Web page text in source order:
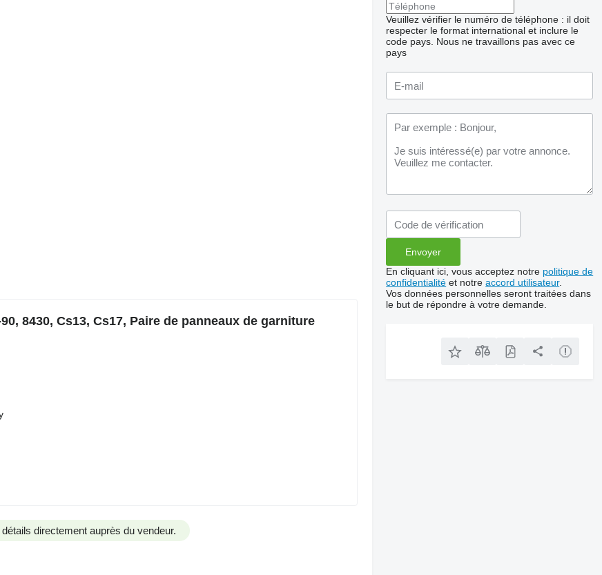
photos
8430, Cs13, Cs17, Paire de panneaux de garniture
directement auprès du vendeur.
Veuillez vérifier le numéro de téléphone : il doit
respecter le format international et inclure le
code pays. Nous ne travaillons pas avec ce
pays
En cliquant ici, vous acceptez notre politique de
confidentialité et notreaccord utilisateur.
Vos données personnelles seront traitées dans
le but de répondre à votre demande.